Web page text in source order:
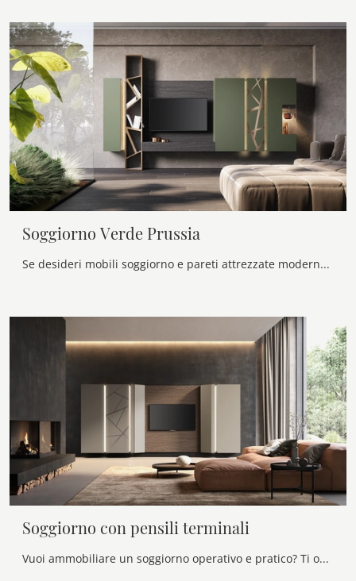
Soggiorno Verde Prussia
Se desideri mobili soggiorno e pareti attrezzate moderne, scegli il modello Soggiorno Verde Prussia di Voltan: clicca e scopri di più!
Soggiorno con pensili terminali
Vuoi ammobiliare un soggiorno operativo e pratico? Ti offriamo la parete attrezzata Soggiorno con pensili terminali Voltan dalle linee decise moderne.